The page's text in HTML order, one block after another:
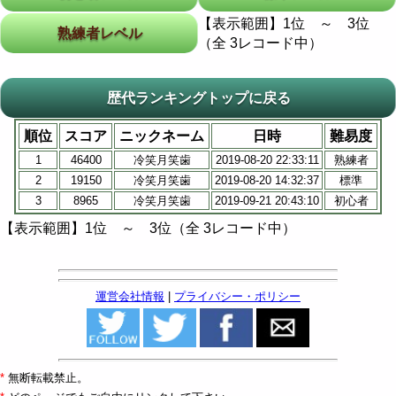
熟練者レベル
【表示範囲】1位 ～ 3位
（全 3レコード中）
歴代ランキングトップに戻る
順位 スコア ニックネーム 日時 難易度
1 46400 冷笑月笑歯 2019-08-20 22:33:11
熟練者
2
19150 冷笑月笑歯 2019-08-20 14:32:37
標準
3
8965 冷笑月笑歯 2019-09-21 20:43:10 初心者
【表示範囲】1位 ～ 3位（全 3レコード中）
運営会社情報 | プライバシー・ポリシー
* 無断転載禁止。